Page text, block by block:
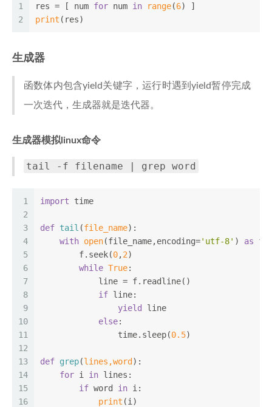
1
2
res = [ num for num in range(6) ]
print (res)
生成器
函数体内包含yield关键字，运行时遇到yield暂停完成
一次迭代，生成器就是迭代器。
生成器模拟linux命令
tail -f filename | grep word
1
2
3
4
5
6
7
8
9
10
11
12
13
14
15
16
import time
def tail (file_name):
with open(file_name,encoding='utf-8' ) as f:
        f.seek(
0,2)
while True:
            line = f.readline()
if line:
yield
line
else:
                time.sleep(
0.5)
def grep(lines,word ):
for i in lines:
if word in i:
print (i)